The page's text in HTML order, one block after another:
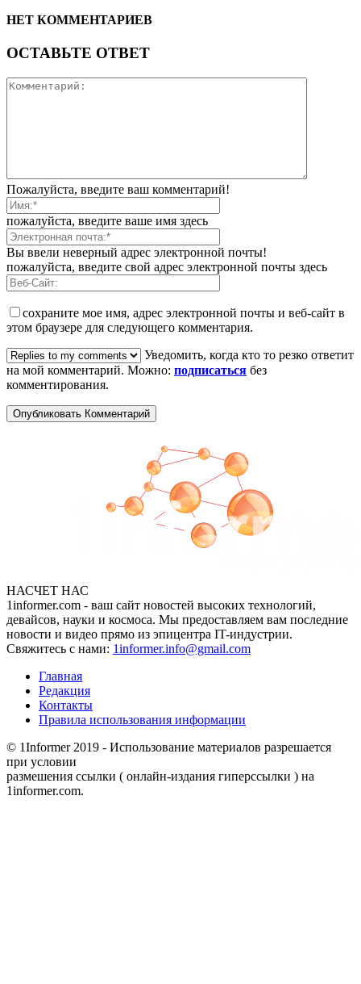
НЕТ КОММЕНТАРИЕВ
ОСТАВЬТЕ ОТВЕТ
Пожалуйста, введите ваш комментарий!
пожалуйста, введите ваше имя здесь
Вы ввели неверный адрес электронной почты!
пожалуйста, введите свой адрес электронной почты здесь
сохраните мое имя, адрес электронной почты и веб-сайт в
этом браузере для следующего комментария.
Уведомить, когда кто то резко ответит
на мой комментарий. Можно: подписаться без
комментирования.
НАСЧЕТ НАС
1informer.com - ваш сайт новостей высоких технологий,
девайсов, науки и космоса. Мы предоставляем вам последние
новости и видео прямо из эпицентра IT-индустрии.
Свяжитесь с нами: 1informer.info@gmail.com
Главная
Редакция
Контакты
Правила использования информации
© 1Informer 2019 - Использование материалов разрешается
при условии
размешения ссылки ( онлайн-издания гиперссылки ) на
1informer.com.